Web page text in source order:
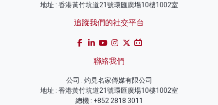
地址 : 香港黃竹坑道21號環匯廣場10樓1002室
追蹤我們的社交平台
聯絡我們
公司 : 灼見名家傳媒有限公司
地址 : 香港黃竹坑道21號環匯廣場10樓1002室
總機 : +852 2818 3011